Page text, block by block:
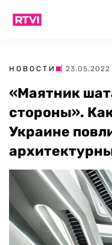
НОВОСТИ |
«Маятник
стороны».
Украине